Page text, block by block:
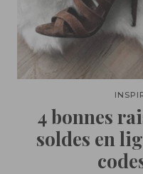
4 bonnes
soldes en